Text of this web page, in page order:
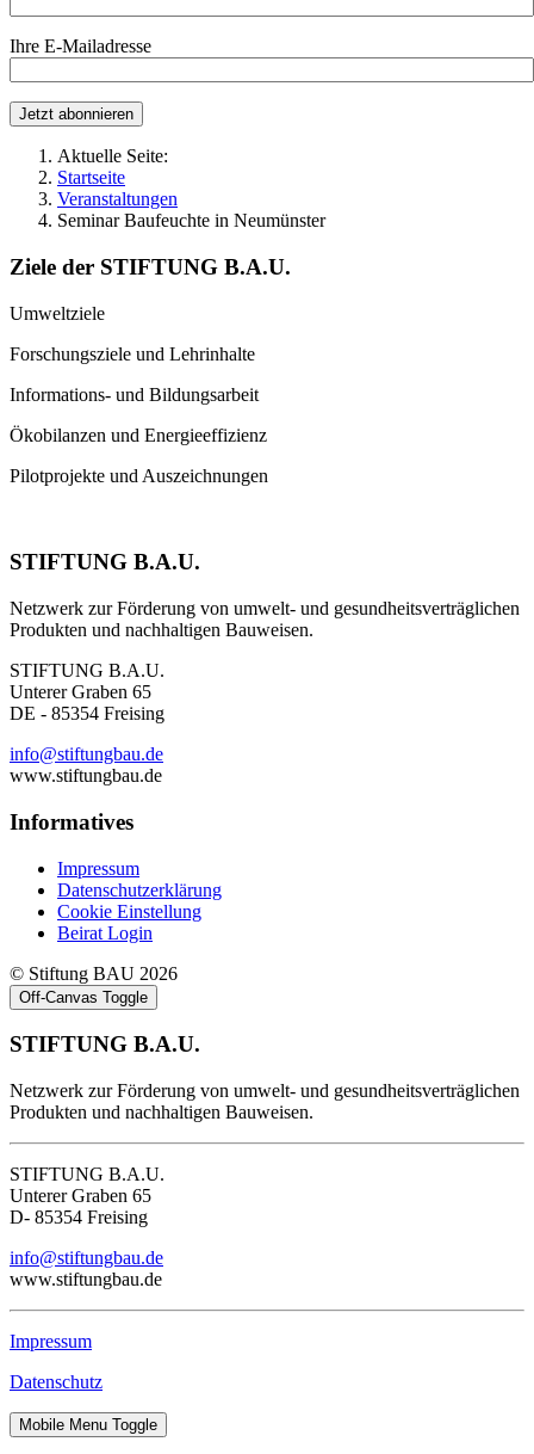
Ihre E-Mailadresse
Aktuelle Seite:
Startseite
Veranstaltungen
Seminar Baufeuchte in Neumünster
Ziele der STIFTUNG B.A.U.
Umweltziele
Forschungsziele und Lehrinhalte
Informations- und Bildungsarbeit
Ökobilanzen und Energieeffizienz
Pilotprojekte und Auszeichnungen
STIFTUNG B.A.U.
Netzwerk zur Förderung von umwelt- und gesundheitsverträglichen
Produkten und nachhaltigen Bauweisen.
STIFTUNG B.A.U.
Unterer Graben 65
DE - 85354 Freising
info@stiftungbau.de
www.stiftungbau.de
Informatives
Impressum
Datenschutzerklärung
Cookie Einstellung
Beirat Login
© Stiftung BAU 2026
Off-Canvas Toggle
STIFTUNG B.A.U.
Netzwerk zur Förderung von umwelt- und gesundheitsverträglichen
Produkten und nachhaltigen Bauweisen.
STIFTUNG B.A.U.
Unterer Graben 65
D- 85354 Freising
info@stiftungbau.de
www.stiftungbau.de
Impressum
Datenschutz
Mobile Menu Toggle